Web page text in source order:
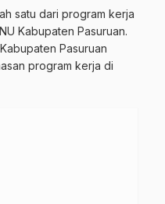
satu dari program kerja
Kabupaten Pasuruan.
Pasuruan
program kerja di